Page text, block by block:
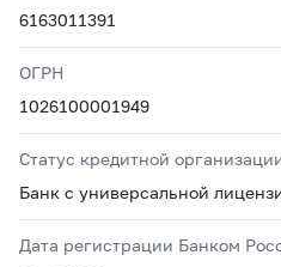
6163011391
ОГРН
1026100001949
Статус кредитной
Банк с универсальной
Дата регистрации Банком